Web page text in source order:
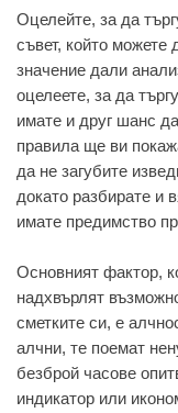
Оцелейте, за да
съвет, който можете
значение дали
оцелеете, за да
имате и друг шанс
правила ще ви
да не загубите
докато разбирате и
имате предимство
Основният фактор,
надхвърлят
сметките си, е
алчни, те поемат
безброй часове
индикатор или